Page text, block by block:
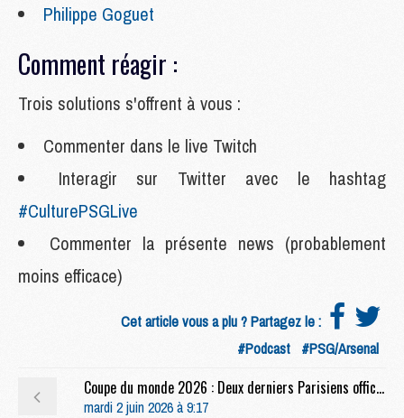
Philippe Goguet
Comment réagir :
Trois solutions s'offrent à vous :
Commenter dans le live Twitch
Interagir sur Twitter avec le hashtag
#CulturePSGLive
Commenter la présente news (probablement
moins efficace)
Cet article vous a plu ? Partagez le :
#Podcast #PSG/Arsenal
Coupe du monde 2026 : Deux derniers Parisiens officiellement convoqués pour la Coupe du monde
mardi 2 juin 2026 à 9:17